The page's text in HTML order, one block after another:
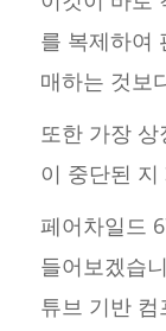
를 복제하여
매하는 것보
또한 가장
이 중단된
페어차일드
들어보겠습
튜브 기반